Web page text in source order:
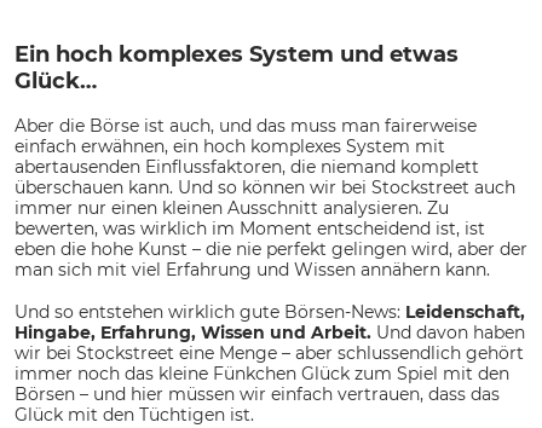
Ein hoch komplexes System und etwas
Glück…
Aber die Börse ist auch, und das muss man fairerweise
einfach erwähnen, ein hoch komplexes System mit
abertausenden Einflussfaktoren, die niemand komplett
überschauen kann. Und so können wir bei Stockstreet auch
immer nur einen kleinen Ausschnitt analysieren. Zu
bewerten, was wirklich im Moment entscheidend ist, ist
eben die hohe Kunst – die nie perfekt gelingen wird, aber der
man sich mit viel Erfahrung und Wissen annähern kann.
Und so entstehen wirklich gute Börsen-News: Leidenschaft,
Hingabe, Erfahrung, Wissen und Arbeit. Und davon haben
wir bei Stockstreet eine Menge – aber schlussendlich gehört
immer noch das kleine Fünkchen Glück zum Spiel mit den
Börsen – und hier müssen wir einfach vertrauen, dass das
Glück mit den Tüchtigen ist.